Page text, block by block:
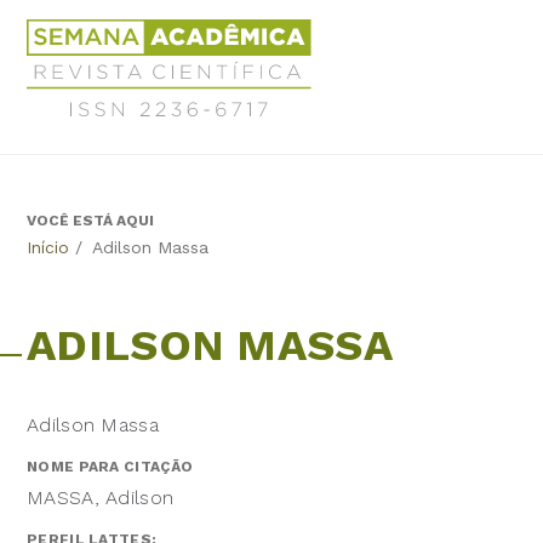
Jump
navigation
Revista
Científica
Semana
Acadêmica
6717
BackVOCÊ ESTÁ AQUI
Início / Adilson Massa
ADILSON MASSA
Adilson Massa
NOME PARA CITAÇÃO
MASSA, Adilson
PERFIL LATTES: